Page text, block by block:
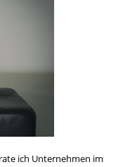
ich Unternehmen im